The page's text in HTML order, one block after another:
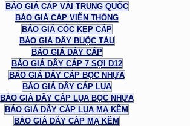
BÁO GIÁ CÁP VẢI TRUNG QUỐC
BÁO GIÁ CÁP VIỄN THÔNG
BÁO GIÁ CÓC KẸP CÁP
BÁO GIÁ DÂY BUỘC TÀU
BÁO GIÁ DÂY CÁP
BÁO GIÁ DÂY CÁP 7 SỢI D12
BÁO GIÁ DÂY CÁP BỌC NHỰA
BÁO GIÁ DÂY CÁP LỤA
BÁO GIÁ DÂY CÁP LỤA BỌC NHỰA
BÁO GIÁ DÂY CÁP LỤA MẠ KẼM
BÁO GIÁ DÂY CÁP MẠ KẼM